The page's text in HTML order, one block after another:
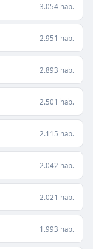
3.054 hab.
2.951 hab.
2.893 hab.
2.501 hab.
2.115 hab.
2.042 hab.
2.021 hab.
1.993 hab.